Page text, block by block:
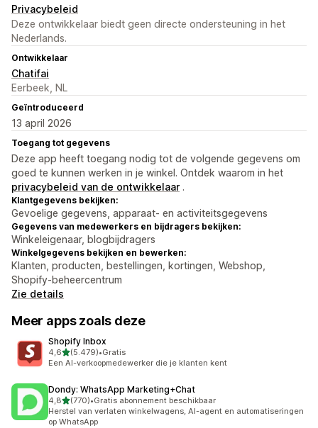
Privacybeleid
Deze ontwikkelaar biedt geen directe ondersteuning in het
Nederlands.
Ontwikkelaar
Chatifai
Eerbeek, NL
Geïntroduceerd
13 april 2026
Toegang tot gegevens
Deze app heeft toegang nodig tot de volgende gegevens om
goed te kunnen werken in je winkel. Ontdek waarom in het
privacybeleid van de ontwikkelaar .
Klantgegevens bekijken:
Gevoelige gegevens, apparaat- en activiteitsgegevens
Gegevens van medewerkers en bijdragers bekijken:
Winkeleigenaar, blogbijdragers
Winkelgegevens bekijken en bewerken:
Klanten, producten, bestellingen, kortingen, Webshop,
Shopify-beheercentrum
Zie details
Meer apps zoals deze
Shopify Inbox
4,6van 5 sterren
(5.479)
5479 recensies in totaal
•Gratis
Een AI-verkoopmedewerker die je klanten kent
Dondy: WhatsApp Marketing+Chat
4,8van 5 sterren
(770)
770 recensies in totaal
•Gratis abonnement beschikbaar
Herstel van verlaten winkelwagens, AI-agent en automatiseringen
op WhatsApp